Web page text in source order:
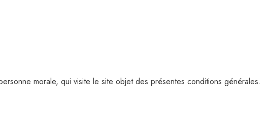
morale, qui visite le site objet des présentes conditions générales.